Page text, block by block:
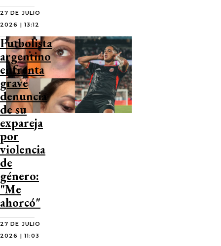
27 DE JULIO
2026 | 13:12
Futbolista
argentino
enfrenta
grave
denuncia
de su
expareja
por
violencia
de
género:
"Me
ahorcó"
27 DE JULIO
2026 | 11:03